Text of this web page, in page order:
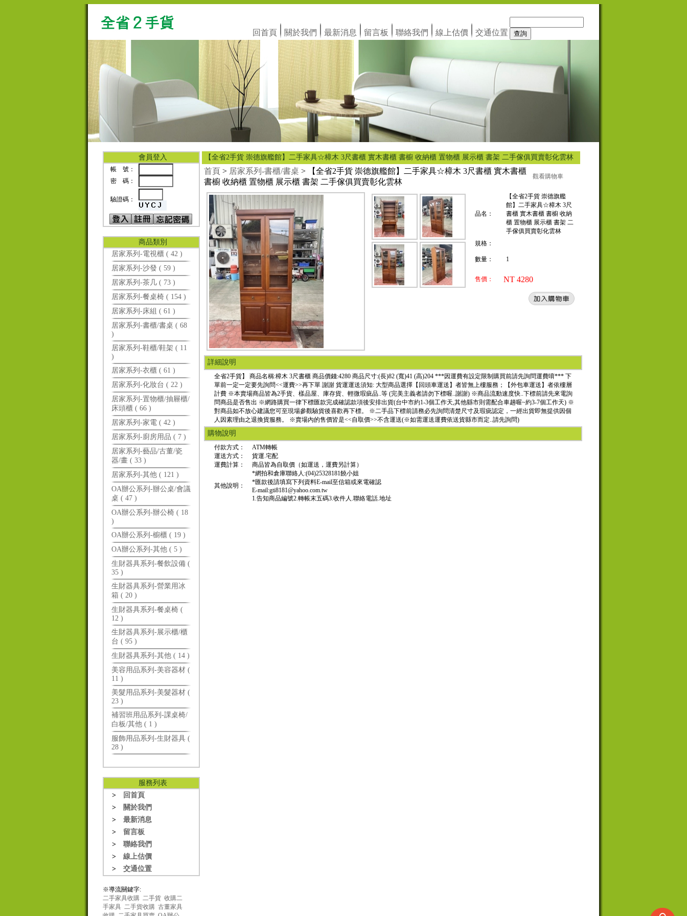
回首頁 關於我們 最新消息 留言板 聯絡我們 線上估價 交通位置
會員登入
帳 號：
密 碼：
驗證碼：
商品類別
居家系列-電視櫃 ( 42 )
居家系列-沙發 ( 59 )
居家系列-茶几 ( 73 )
居家系列-餐桌椅 ( 154 )
居家系列-床組 ( 61 )
居家系列-書櫃/書桌 ( 68
)
居家系列-鞋櫃/鞋架 ( 11
)
居家系列-衣櫃 ( 61 )
居家系列-化妝台 ( 22 )
居家系列-置物櫃/抽屜櫃/
床頭櫃 ( 66 )
居家系列-家電 ( 42 )
居家系列-廚房用品 ( 7 )
居家系列-藝品/古董/瓷
器/畫 ( 33 )
居家系列-其他 ( 121 )
OA辦公系列-辦公桌/會議
桌 ( 47 )
OA辦公系列-辦公椅 ( 18
)
OA辦公系列-櫥櫃 ( 19 )
OA辦公系列-其他 ( 5 )
生財器具系列-餐飲設備 (
35 )
生財器具系列-營業用冰
箱 ( 20 )
生財器具系列-餐桌椅 (
12 )
生財器具系列-展示櫃/櫃
台 ( 95 )
生財器具系列-其他 ( 14 )
美容用品系列-美容器材 (
11 )
美髮用品系列-美髮器材 (
23 )
補習班用品系列-課桌椅/
白板/其他 ( 1 )
服飾用品系列-生財器具 (
28 )
服務列表
>
回首頁
>
關於我們
> 最新消息
> 留言板
> 聯絡我們
> 線上估價
> 交通位置
※導流關鍵字:
二手家具收購 二手貨 收購二
手家具 二手貨收購 古董家具
【全省2手貨 崇德旗艦館】二手家具☆樟木 3尺書櫃 實木書櫃 書櫥 收納櫃 置物櫃 展示櫃 書架 二手傢俱買賣彰化雲林
首頁 > 居家系列-書櫃/書桌 > 【全省2手貨 崇德旗艦館】二手家具☆樟木 3尺書櫃 實木書櫃
書櫥 收納櫃 置物櫃 展示櫃 書架 二手傢俱買賣彰化雲林
觀看購物車
品名：
【全省2手貨 崇德旗艦
館】二手家具☆樟木 3尺
書櫃 實木書櫃 書櫥 收納
櫃 置物櫃 展示櫃 書架 二
手傢俱買賣彰化雲林
規格：
數量： 1
售價： NT 4280
詳細說明
全省2手貨】 商品名稱:樟木 3尺書櫃 商品價錢:4280 商品尺寸:(長)82 (寬)41 (高)204 ***因運費有設定限制購買前請先詢問運費唷*** 下
單前一定一定要先詢問<<運費>>再下單 謝謝 貨運運送須知: 大型商品選擇【回頭車運送】者皆無上樓服務；【外包車運送】者依樓層
計費 ※本賣場商品皆為2手貨、樣品屋、庫存貨、輕微瑕疵品..等 (完美主義者請勿下標喔..謝謝) ※商品流動速度快..下標前請先來電詢
問商品是否售出 ※網路購買一律下標匯款完成確認款項後安排出貨(台中市約1-3個工作天,其他縣市則需配合車趟喔~約3-7個工作天) ※
對商品如不放心建議您可至現場參觀驗貨後喜歡再下標。 ※二手品下標前請務必先詢問清楚尺寸及瑕疵認定，一經出貨即無提供因個
人因素理由之退換貨服務。 ※賣場內的售價皆是<<自取價>>不含運送(※如需運送運費依送貨縣市而定..請先詢問)
購物說明
付款方式：
ATM轉帳
運送方式：
貨運.宅配
運費計算：
商品皆為自取價（如運送，運費另計算）
其他說明：
*網拍和倉庫聯絡人:(04)25328181饒小姐
*匯款後請填寫下列資料E-mail至信箱或來電確認
E-mail:gti8181@yahoo.com.tw
1.告知商品編號2.轉帳末五碼3.收件人.聯絡電話.地址